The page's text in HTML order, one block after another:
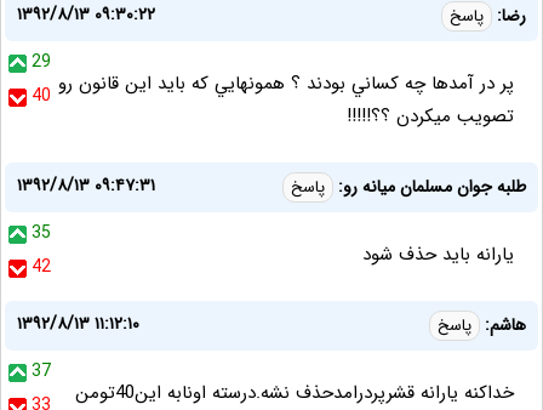
رضا: پاسخ
۱۳۹۲/۸/۱۳ ۰۹:۳۰:۲۲
29
40 پر در آمدها چه كساني بودند ؟ همونهايي كه بايد اين قانون رو
تصويب ميكردن ؟؟!!!!!
طلبه جوان مسلمان میانه رو: پاسخ
۱۳۹۲/۸/۱۳ ۰۹:۴۷:۳۱
35
42
یارانه باید حذف شود
هاشم: پاسخ
۱۳۹۲/۸/۱۳ ۱۱:۱۲:۱۰
37
خداکنه یارانه قشرپردرامدحذف نشه.درسته اونابه این40تومن